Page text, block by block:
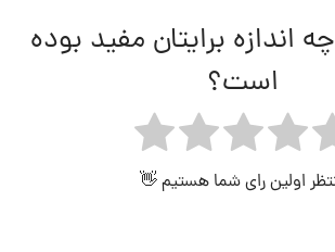
اندازه برایتان مفید بوده
است؟
اولین رای شما هستیم 👋